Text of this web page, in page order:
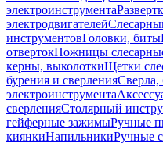
электроинструмента
электродвигателей
инструментовГоловки, биты
отвертокНожницы
керны, выколоткиЩетки
бурения и сверленияСверла,
электроинструмента
сверленияСтолярный
гейферные зажимыРучные
киянкиНапильникиРучные